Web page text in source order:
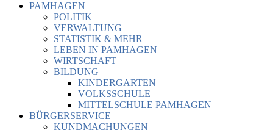
PAMHAGEN
POLITIK
VERWALTUNG
STATISTIK & MEHR
LEBEN IN PAMHAGEN
WIRTSCHAFT
BILDUNG
KINDERGARTEN
VOLKSSCHULE
MITTELSCHULE PAMHAGEN
BÜRGERSERVICE
KUNDMACHUNGEN